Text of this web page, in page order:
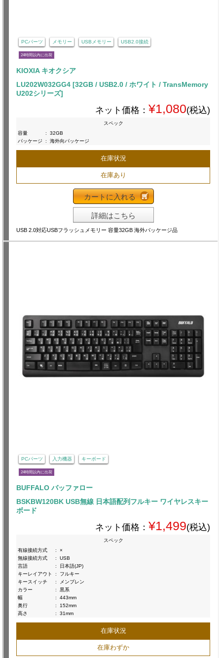
PCパーツ メモリー USBメモリー USB2.0接続
24時間以内に出荷
KIOXIA キオクシア
LU202W032GG4 [32GB / USB2.0 / ホワイト / TransMemory
U202シリーズ]
ネット価格： ¥1,080(税込)
スペック
容量
:
32GB
パッケージ
: 海外向パッケージ
在庫状況
在庫あり
カートに入れる
詳細はこちら
USB 2.0対応USBフラッシュメモリー 容量32GB 海外パッケージ品
PCパーツ 入力機器 キーボード
24時間以内に出荷
BUFFALO バッファロー
BSKBW120BK USB無線 日本語配列フルキー ワイヤレスキー
ボード
ネット価格： ¥1,499(税込)
スペック
有線接続方式
:
×
無線接続方式
:
USB
言語
:
日本語(JP)
キーレイアウト
:
フルキー
キースイッチ
:
メンブレン
カラー
:
黒系
幅
:
443mm
奥行
:
152mm
高さ
: 31mm
在庫状況
在庫わずか